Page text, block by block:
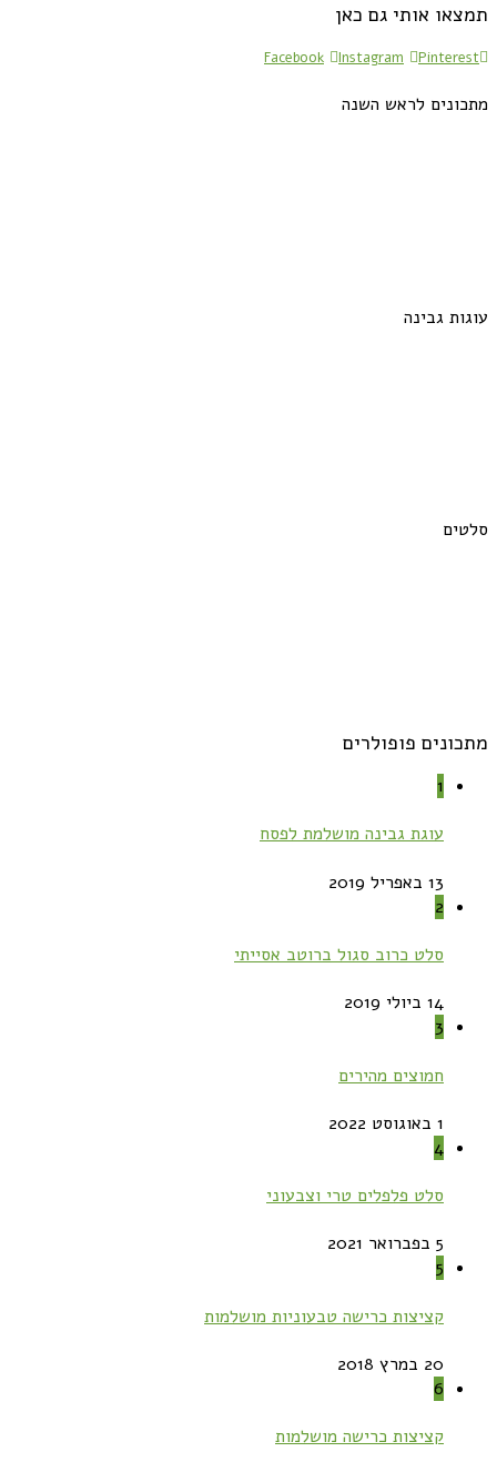
תמצאו אותי גם כאן
Facebook Instagram Pinterest
מתכונים לראש השנה
עוגות גבינה
סלטים
מתכונים פופולרים
1
עוגת גבינה מושלמת לפסח
13 באפריל 2019
2
סלט כרוב סגול ברוטב אסייתי
14 ביולי 2019
3
חמוצים מהירים
1 באוגוסט 2022
4
סלט פלפלים טרי וצבעוני
5 בפברואר 2021
5
קציצות כרישה טבעוניות מושלמות
20 במרץ 2018
6
קציצות כרישה מושלמות